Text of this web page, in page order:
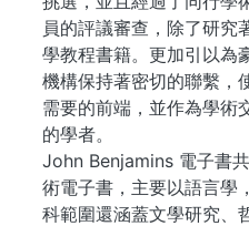
員的評議審查，除了研究
學教程書籍。更加引以為
機構保持著密切的聯繫，
需要的前端，並作為學術
的學者。
John Benjamins 電子書
術電子書，主要以語言學
科範圍還涵蓋文學研究、